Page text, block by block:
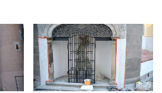
vězňů
nad Nisou
na hřbitově v Krásné
na hřbitově v